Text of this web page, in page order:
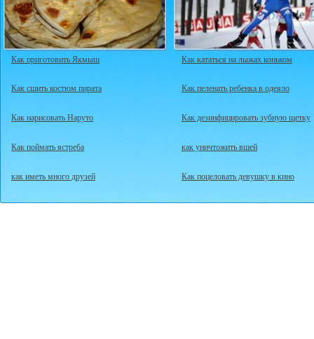
Как приготовить Якмыш
Как сшить костюм пирата
Как нарисовать Наруто
Как поймать ястреба
как иметь много друзей
Как кататься на лыжах коньком
Как пеленать ребенка в одеяло
Как дезинфицировать зубную щетку
как уничтожить вшей
Как поцеловать девушку в кино